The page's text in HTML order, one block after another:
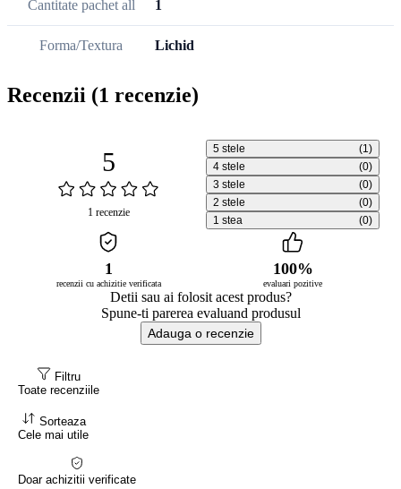
Cantitate pachet all 1
Forma/Textura Lichid
Recenzii (1 recenzie)
5
1 recenzie
5 stele
(1)
4 stele
(0)
3 stele
(0)
2 stele
(0)
1 stea
(0)
1
recenzii cu achizitie verificata
100%
evaluari pozitive
Detii sau ai folosit acest produs?
Spune-ti parerea evaluand produsul
Adauga o recenzie
Filtru
Toate recenziile
Sorteaza
Cele mai utile
Doar achizitii verificate